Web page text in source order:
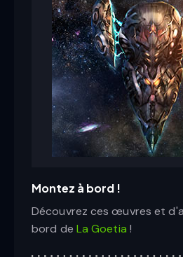
Montez à bord !
Découvrez ces œuvres et
bord de La Goetia !